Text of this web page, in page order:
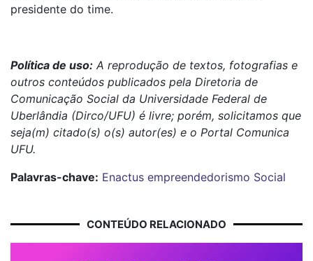
presidente do time.
Política de uso: A reprodução de textos, fotografias e
outros conteúdos publicados pela Diretoria de
Comunicação Social da Universidade Federal de
Uberlândia (Dirco/UFU) é livre; porém, solicitamos que
seja(m) citado(s) o(s) autor(es) e o Portal Comunica
UFU.
Palavras-chave: Enactus empreendedorismo Social
CONTEÚDO RELACIONADO